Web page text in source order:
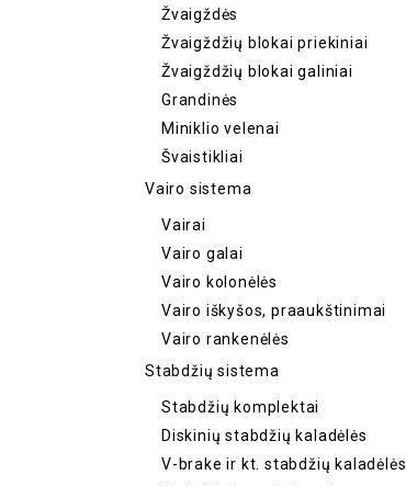
Žvaigždės
Žvaigždžių blokai priekiniai
Žvaigždžių blokai galiniai
Grandinės
Miniklio velenai
Švaistikliai
Vairo sistema
Vairai
Vairo galai
Vairo kolonėlės
Vairo iškyšos, praaukštinimai
Vairo rankenėlės
Stabdžių sistema
Stabdžių komplektai
Diskinių stabdžių kaladėlės
V-brake ir kt. stabdžių kaladėlės